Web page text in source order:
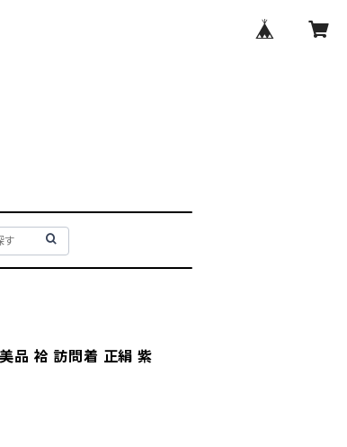
品 袷 訪問着 正絹 紫